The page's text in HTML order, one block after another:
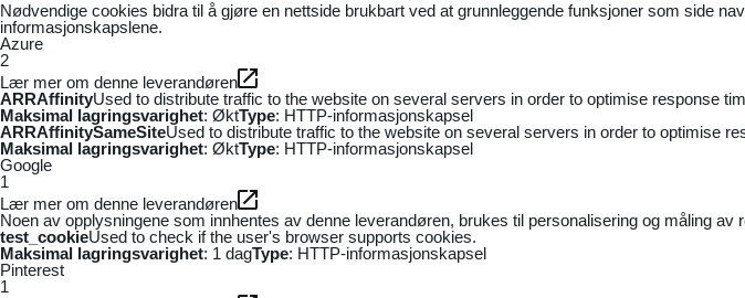
Nødvendige cookies bidra til å gjøre en nettside brukbart ved at grunnleggende funksjoner som side
informasjonskapslene.
Azure
2
Lær mer om denne leverandøren
ARRAffinityUsed to distribute traffic to the website on several servers in order to optimise response
Maksimal lagringsvarighet: ØktType: HTTP-informasjonskapsel
ARRAffinitySameSiteUsed to distribute traffic to the website on several servers in order to optimise
Maksimal lagringsvarighet: ØktType: HTTP-informasjonskapsel
Google
1
Lær mer om denne leverandøren
Noen av opplysningene som innhentes av denne leverandøren, brukes til personalisering og måling
test_cookieUsed to check if the user's browser supports cookies.
Maksimal lagringsvarighet: 1 dagType: HTTP-informasjonskapsel
Pinterest
1